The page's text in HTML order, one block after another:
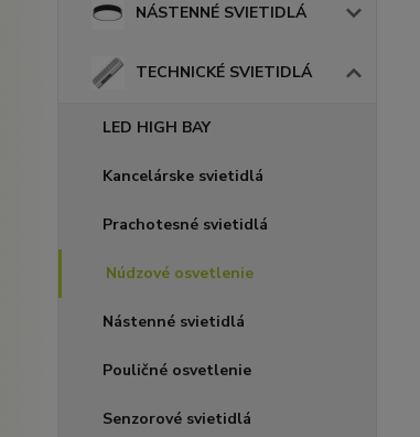
NÁSTENNÉ SVIETIDLÁ
TECHNICKÉ SVIETIDLÁ
LED HIGH BAY
Kancelárske svietidlá
Prachotesné svietidlá
Núdzové osvetlenie
Nástenné svietidlá
Pouličné osvetlenie
Senzorové svietidlá